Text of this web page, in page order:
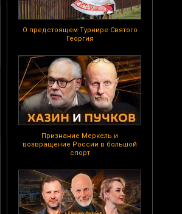
О предстоящем Турнире Святого
Георгия
Признание Меркель и
возвращение России в большой
спорт